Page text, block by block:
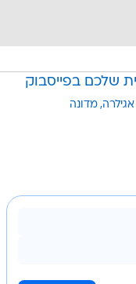
שלכם בפייסבוק
מדונה